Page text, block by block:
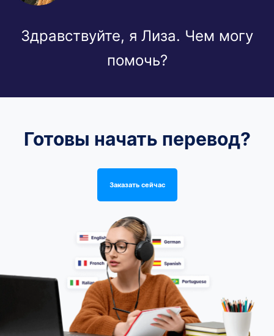
Здравствуйте, я Лиза. Чем могу
помочь?
Готовы начать перевод?
Заказать сейчас